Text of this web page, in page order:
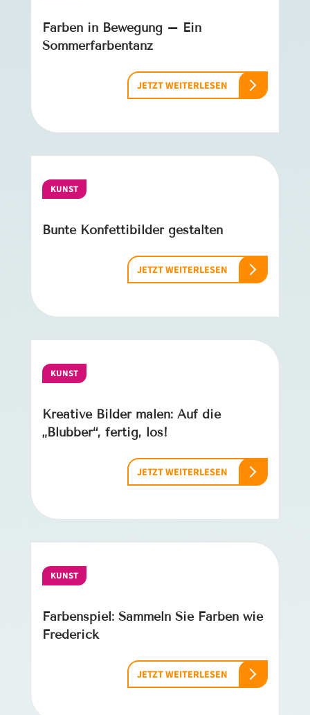
Farben in Bewegung – Ein
Sommerfarbentanz
JETZT WEITERLESEN
KUNST
Bunte Konfettibilder gestalten
JETZT WEITERLESEN
KUNST
Kreative Bilder malen: Auf die
„Blubber“, fertig, los!
JETZT WEITERLESEN
KUNST
Farbenspiel: Sammeln Sie Farben wie
Frederick
JETZT WEITERLESEN